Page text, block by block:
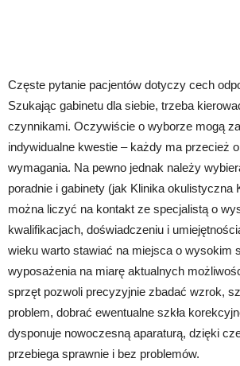
Częste pytanie pacjentów dotyczy cech
Szukając gabinetu dla siebie, trzeba
czynnikami. Oczywiście o wyborze mogą
indywidualne kwestie – każdy ma przecież
wymagania. Na pewno jednak należy
poradnie i gabinety (jak Klinika okulistyczna
można liczyć na kontakt ze specjalistą o
kwalifikacjach, doświadczeniu i
wieku warto stawiać na miejsca o wysokim
wyposażenia na miarę aktualnych
sprzęt pozwoli precyzyjnie zbadać wzrok,
problem, dobrać ewentualne szkła
dysponuje nowoczesną aparaturą, dzięki
przebiega sprawnie i bez problemów.